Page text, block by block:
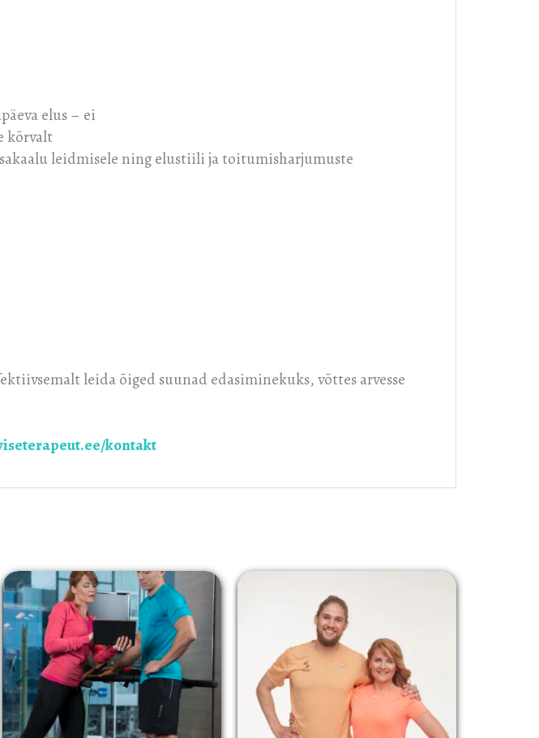
elus – ei
kõrvalt
leidmisele ning elustiili ja toitumisharjumuste
leida õiged suunad edasiminekuks, võttes arvesse
kontakt